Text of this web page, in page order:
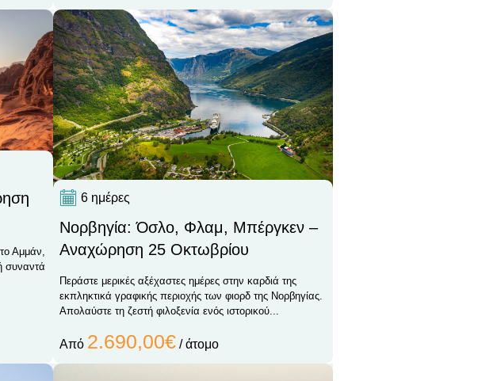
Αμμάν,
συναντά
6 ημέρες
Νορβηγία: Όσλο, Φλαμ, Μπέργκεν –
Αναχώρηση 25 Οκτωβρίου
Περάστε μερικές αξέχαστες ημέρες στην καρδιά της
εκπληκτικά γραφικής περιοχής των φιορδ της Νορβηγίας.
Απολαύστε τη ζεστή φιλοξενία ενός ιστορικού...
Από 2.690,00€/ άτομο